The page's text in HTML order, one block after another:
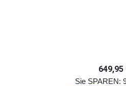
649,95
Sie SPAREN: